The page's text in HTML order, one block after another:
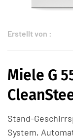
Erstellt von :
Miele G
Stand-
System,